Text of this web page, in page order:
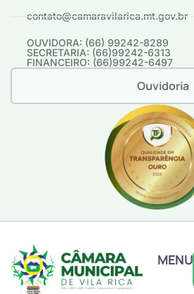
contato@camaravilarica.mt.gov.br
OUVIDORA: (66) 99242-8289
SECRETARIA: (66)99242-6313
FINANCEIRO: (66)99242-6497
Ouvidoria
MENU